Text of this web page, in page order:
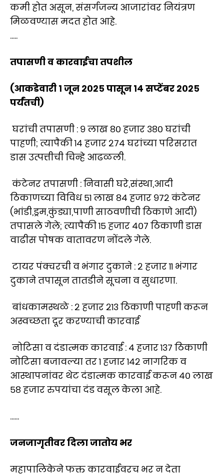
कमी होत असून, संसर्गजन्य आजारांवर नियंत्रण
मिळवण्यास मदत होत आहे.
.....
तपासणी व कारवाईचा तपशील
(आकडेवारी १ जून २०२५ पासून १४ सप्टेंबर २०२५
पर्यंतची)
घरांची तपासणी : ९ लाख ८० हजार ३८० घरांची
पाहणी; त्यापैकी १४ हजार २७४ घरांच्या परिसरात
डास उत्पत्तीची चिन्हे आढळली.
कंटेनर तपासणी : निवासी घरे,संस्था,आदी
ठिकाणच्या विविध ५१ लाख ८४ हजार ९७२ कंटेनर
(भांडी,ड्रम,कुंड्या,पाणी साठवणीची ठिकाणे आदी)
तपासले गेले; त्यापैकी १५ हजार ४०७ ठिकाणी डास
वाढीस पोषक वातावरण नोंदले गेले.
टायर पंक्चरची व भंगार दुकाने : २ हजार ११ भंगार
दुकाने तपासून तातडीने सूचना व सुधारणा.
बांधकामस्थळे : २ हजार २१३ ठिकाणी पाहणी करून
अस्वच्छता दूर करण्याची कारवाई
नोटिसा व दंडात्मक कारवाई : ४ हजार १३७ ठिकाणी
नोटिसा बजावल्या तर १ हजार १४२ नागरिक व
आस्थापनांवर थेट दंडात्मक कारवाई करून ४० लाख
५८ हजार रुपयांचा दंड वसूल केला आहे.
......
जनजागृतीवर दिला जातोय भर
महापालिकेने फक्त कारवाईवरच भर न देता